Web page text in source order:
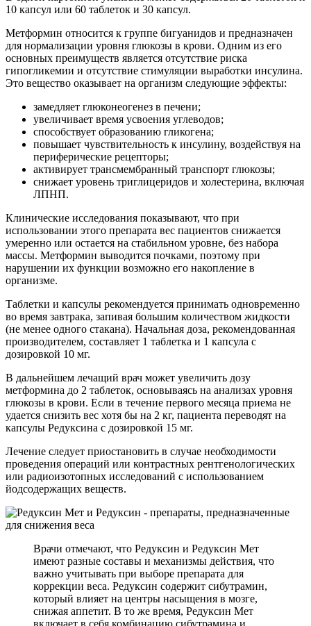
10 капсул или 60 таблеток и 30 капсул.
Метформин относится к группе бигуанидов и предназначен
для нормализации уровня глюкозы в крови. Одним из его
основных преимуществ является отсутствие риска
гипогликемии и отсутствие стимуляции выработки инсулина.
Это вещество оказывает на организм следующие эффекты:
замедляет глюконеогенез в печени;
увеличивает время усвоения углеводов;
способствует образованию гликогена;
повышает чувствительность к инсулину, воздействуя на
периферические рецепторы;
активирует трансмембранный транспорт глюкозы;
снижает уровень триглицеридов и холестерина, включая
ЛПНП.
Клинические исследования показывают, что при
использовании этого препарата вес пациентов снижается
умеренно или остается на стабильном уровне, без набора
массы. Метформин выводится почками, поэтому при
нарушении их функции возможно его накопление в
организме.
Таблетки и капсулы рекомендуется принимать одновременно
во время завтрака, запивая большим количеством жидкости
(не менее одного стакана). Начальная доза, рекомендованная
производителем, составляет 1 таблетка и 1 капсула с
дозировкой 10 мг.
В дальнейшем лечащий врач может увеличить дозу
метформина до 2 таблеток, основываясь на анализах уровня
глюкозы в крови. Если в течение первого месяца приема не
удается снизить вес хотя бы на 2 кг, пациента переводят на
капсулы Редуксина с дозировкой 15 мг.
Лечение следует приостановить в случае необходимости
проведения операций или контрастных рентгенологических
или радиоизотопных исследований с использованием
йодсодержащих веществ.
Врачи отмечают, что Редуксин и Редуксин Мет
имеют разные составы и механизмы действия, что
важно учитывать при выборе препарата для
коррекции веса. Редуксин содержит сибутрамин,
который влияет на центры насыщения в мозге,
снижая аппетит. В то же время, Редуксин Мет
включает в себя комбинацию сибутрамина и